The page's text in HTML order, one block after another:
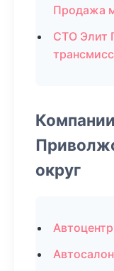
Продажа
СТО Элит
округ